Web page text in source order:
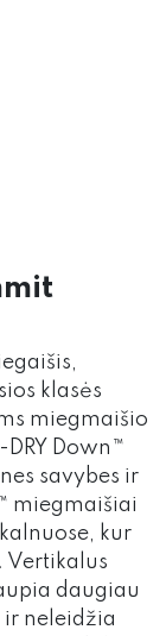
klasės
miegmaišio
Down™
savybes ir
miegmaišiai
kur
Vertikalus
daugiau
ir neleidžia